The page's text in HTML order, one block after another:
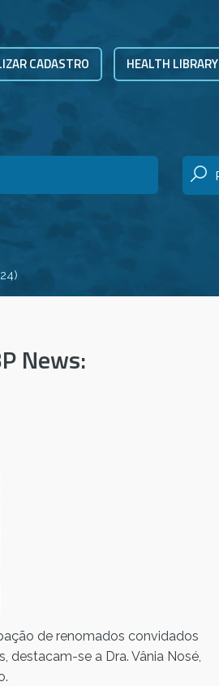
CADASTRO HEALTH LIBRARY
News:
de renomados convidados
destacam-se a Dra. Vânia Nosé,